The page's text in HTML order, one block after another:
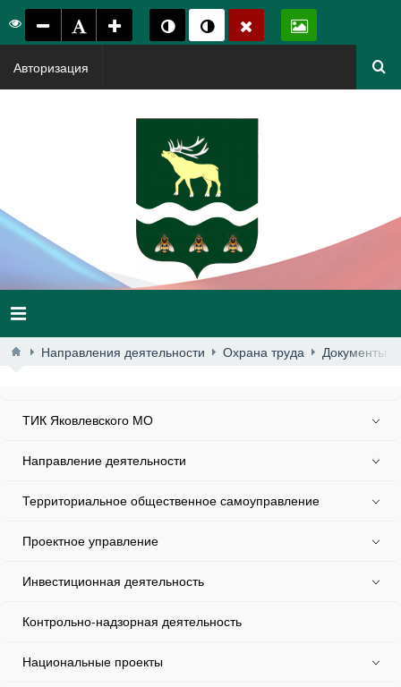
Авторизация
Направления деятельности Охрана труда Документы
ТИК Яковлевского МО
Направление деятельности
Территориальное общественное самоуправление
Проектное управление
Инвестиционная деятельность
Контрольно-надзорная деятельность
Национальные проекты